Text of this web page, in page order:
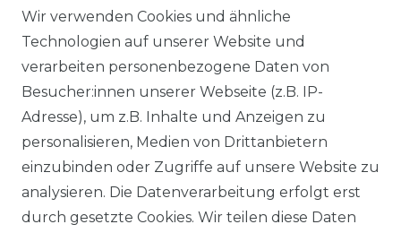
KOSTENLOSER & SCHNELLER VERSAND
LIEFERZEIT ETWA 1 BIS 3 WERKTAGE
Wir verwenden Cookies und ähnliche
Technologien auf unserer Website und
verarbeiten personenbezogene Daten von
Besucher:innen unserer Webseite (z.B. IP-
Adresse), um z.B. Inhalte und Anzeigen zu
personalisieren, Medien von Drittanbietern
einzubinden oder Zugriffe auf unsere Website zu
analysieren. Die Datenverarbeitung erfolgt erst
durch gesetzte Cookies. Wir teilen diese Daten